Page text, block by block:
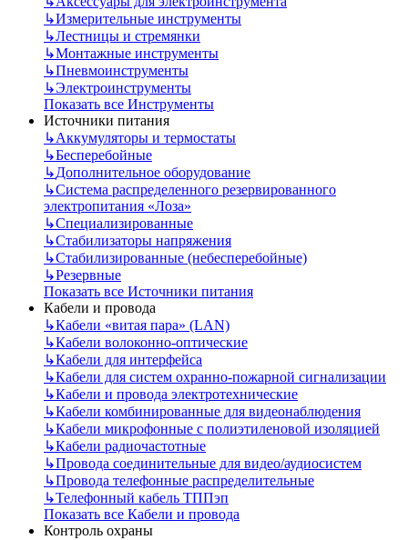
↳Измерительные инструменты
↳Лестницы и стремянки
↳Монтажные инструменты
↳Пневмоинструменты
↳Электроинструменты
Показать все Инструменты
Источники питания
↳Аккумуляторы и термостаты
↳Бесперебойные
↳Дополнительное оборудование
↳Система распределенного резервированного
электропитания «Лоза»
↳Специализированные
↳Стабилизаторы напряжения
↳Стабилизированные (небесперебойные)
↳Резервные
Показать все Источники питания
Кабели и провода
↳Кабели «витая пара» (LAN)
↳Кабели волоконно-оптические
↳Кабели для интерфейса
↳Кабели для систем охранно-пожарной сигнализации
↳Кабели и провода электротехнические
↳Кабели комбинированные для видеонаблюдения
↳Кабели микрофонные с полиэтиленовой изоляцией
↳Кабели радиочастотные
↳Провода соединительные для видео/аудиосистем
↳Провода телефонные распределительные
↳Телефонный кабель ТППэп
Показать все Кабели и провода
Контроль охраны